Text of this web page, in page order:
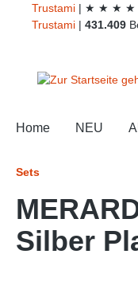
Zur
Trustami | ★ ★ ★ ★
Trustami | 431.409
Home NEU
Sets
Silber